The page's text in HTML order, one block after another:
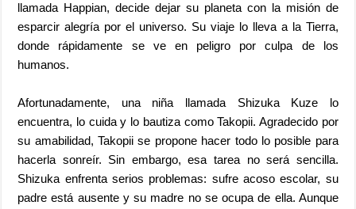
llamada Happian, decide dejar su planeta con la misión de
esparcir alegría por el universo. Su viaje lo lleva a la Tierra,
donde rápidamente se ve en peligro por culpa de los
humanos.
Afortunadamente, una niña llamada Shizuka Kuze lo
encuentra, lo cuida y lo bautiza como Takopii. Agradecido por
su amabilidad, Takopii se propone hacer todo lo posible para
hacerla sonreír. Sin embargo, esa tarea no será sencilla.
Shizuka enfrenta serios problemas: sufre acoso escolar, su
padre está ausente y su madre no se ocupa de ella. Aunque